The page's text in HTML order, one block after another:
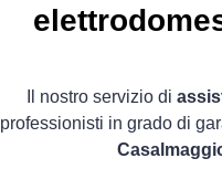
Il nostro servizio di
professionisti in grado di